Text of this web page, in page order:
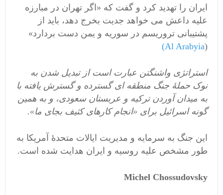
ایران را تهدید کرد و گفت که «اگر تهران در مبارزه
علیه داعش می خواهد جدیت بخرج دهد، باید از
پشتیبانی تروریسم در سوریه و یمن دست بردارد»
(
Al Arabyia)
استراتژی واشنگتن عبارت است از تبدیل شدن به
نوک حملۀ جنگ منطقه ای گسترده و گسترش یافته با
به میدان آوردن ترکیه و عربستان سعودی، و به همین
گونه اسرائیل برای «انجام کارهای کثیف بجای ما».
این جنگ به سرمایه و مدیریت ایالات متحدۀ آمریکا به
طور مشخص علیه روسیه و ایران هدایت شده است.
Michel Chossudovsky